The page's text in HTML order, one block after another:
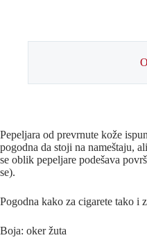
Pepeljara od prevrnute kože
pogodna da stoji na nameštaju,
se oblik pepeljare podešava
se).
Pogodna kako za cigarete tako i
Boja: oker žuta